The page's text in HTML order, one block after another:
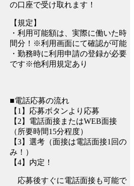
の口座で受け取れます！
【規定】
・利用可能額は、実際に働いた時
間分！※利用画面にて確認が可能
・勤務時に利用申請の登録が必要
です※他利用規定あり
■電話応募の流れ
【1】応募ボタンより応募
【2】電話面接またはWEB面接
（所要時間15分程度）
【3】選考（面接は電話面接1回の
み！）
【4】内定！
応募後すぐに電話面接も可能で